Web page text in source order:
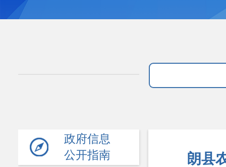
政府信息
公开指南
朗县